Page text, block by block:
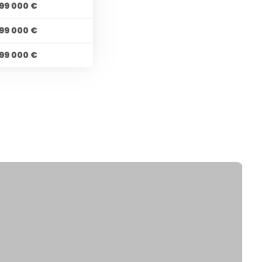
99 000 €
99 000 €
99 000 €